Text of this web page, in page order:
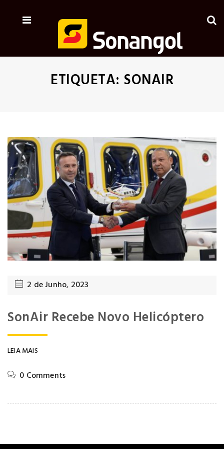
ETIQUETA: SONAIR
2 de Junho, 2023
SonAir Recebe Novo Helicóptero
LEIA MAIS
0 Comments